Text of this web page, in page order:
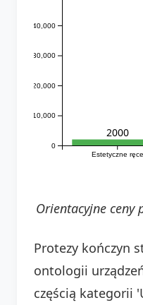
Estetyczne ręce
0
10,000
20,000
30,000
40,000
2000
Orientacyjne ceny
Protezy kończyn
ontologii
częścią kategorii